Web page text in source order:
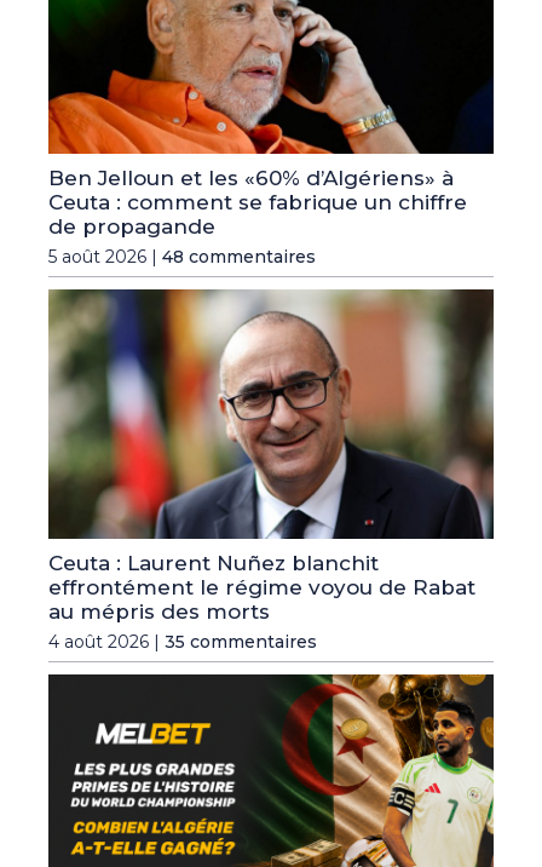
Ben Jelloun et les «60% d’Algériens» à
Ceuta : comment se fabrique un chiffre
de propagande
5 août 2026 | 48 commentaires
Ceuta : Laurent Nuñez blanchit
effrontément le régime voyou de Rabat
au mépris des morts
4 août 2026 | 35 commentaires